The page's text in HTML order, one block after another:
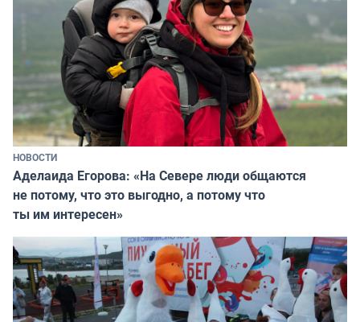
НОВОСТИ
Аделаида Егорова: «На Севере люди общаются
не потому, что это выгодно, а потому что
ты им интересен»